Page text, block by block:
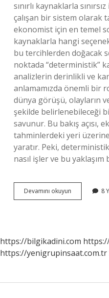
sınırlı kaynaklarla
çalışan bir sistem olarak
ekonomist için en temel
kaynaklarla hangi
bu tercihlerden doğacak
noktada “deterministik”
analizlerin derinlikli ve
anlamamızda önemli bir
dünya görüşü, olayların
şekilde belirlenebileceği
savunur. Bu bakış açısı,
tahminlerdeki yeri
yaratır. Peki,
nasıl işler ve bu
Devamını okuyun Deterministik
ne
8
https://bilgikadini.com
https://yenigrupinsaat.com.tr